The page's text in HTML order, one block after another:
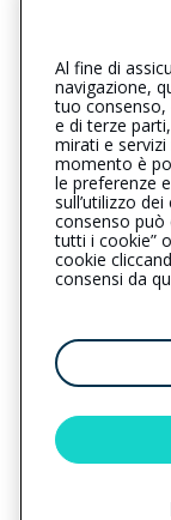
0524890094
L’intermediario è
Registro RUI al
Privacy |
Reclami
Copyright © 2023 -
Al fine di
navigazione,
tuo consenso,
e di terze
mirati e
momento è
le preferenze
sull’utilizzo
consenso può
tutti i cookie”
cookie
consensi da